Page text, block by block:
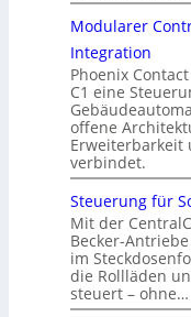
Modularer
Integration
Phoenix
C1 eine
offene
verbindet.
Steuerung für
Mit der
Becker-
im
die Rollläden
steuert – ohne…